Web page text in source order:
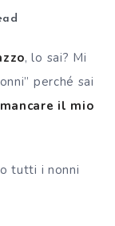
, lo sai? Mi
perché sai
mancare il mio
tutti i nonni